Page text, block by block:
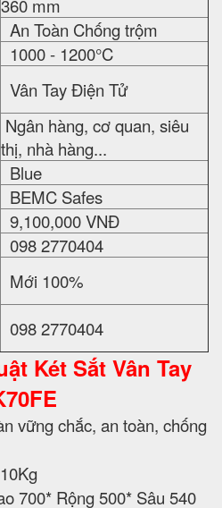
360 mm
An Toàn Chống trộm
1000 - 1200°C
Vân Tay Điện Tử
Ngân hàng, cơ quan, siêu
thị, nhà hàng...
Blue
BEMC Safes
9,100,000 VNĐ
098 2770404
Mới 100%
098 2770404
Két Sắt Vân Tay
vững chắc, an toàn, chống
700* Rộng 500* Sâu 540